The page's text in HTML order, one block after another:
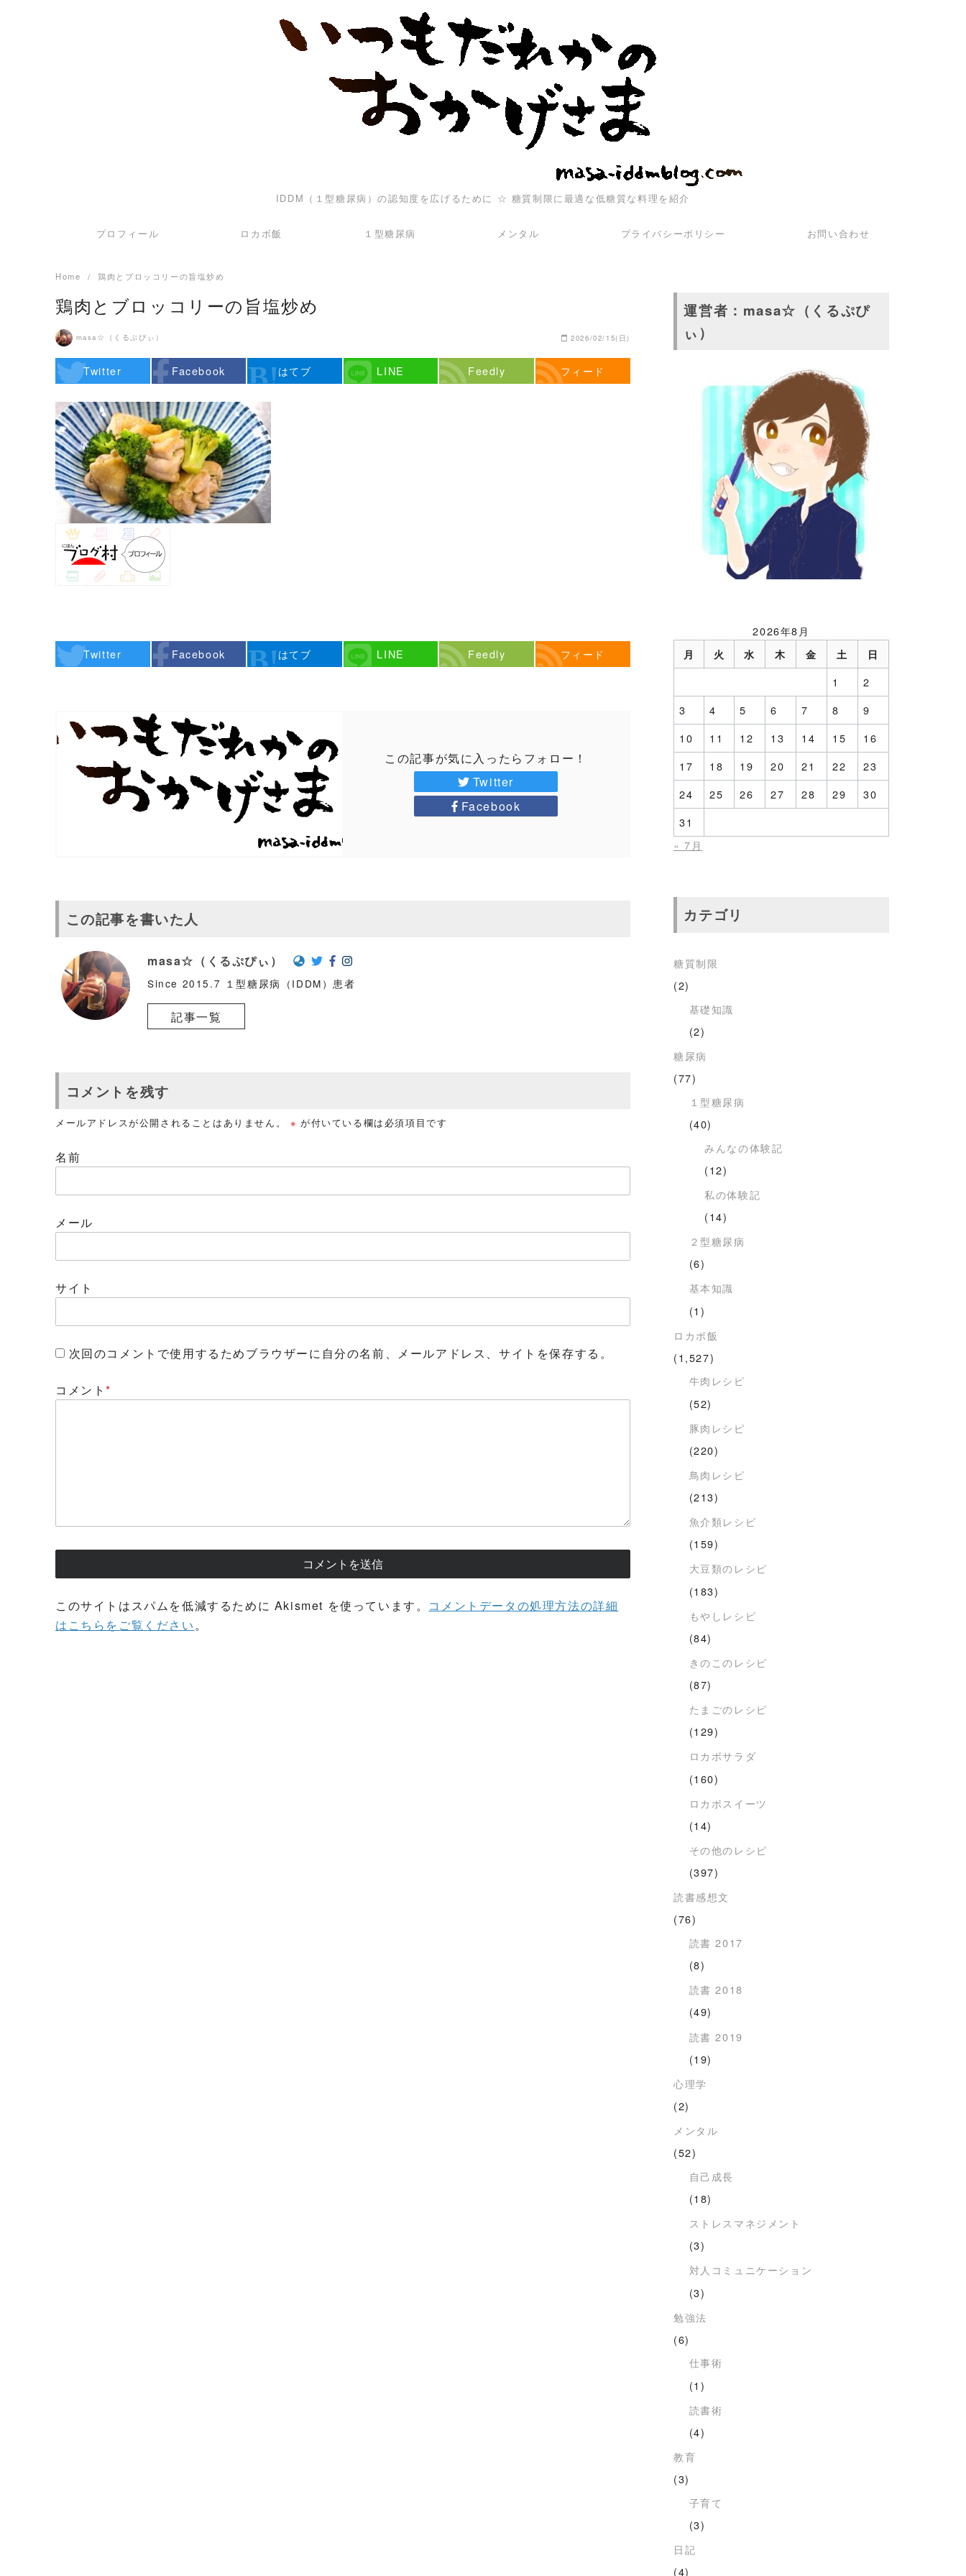
IDDM（１型糖尿病）の認知度を広げるために ☆ 糖質制限に最適な低糖質な料理を紹介
プロフィール ロカボ飯 １型糖尿病 メンタル プライバシーポリシー お問い合わせ
Home 鶏肉とブロッコリーの旨塩炒め
鶏肉とブロッコリーの旨塩炒め
masa☆（くるぷぴぃ） 2026/02/15(日)
Twitter Facebook はてブ LINE Feedly フィード
Twitter Facebook はてブ LINE Feedly フィード
この記事が気に入ったらフォロー！
Twitter
Facebook
この記事を書いた人
masa☆（くるぷぴぃ）
Since 2015.7 １型糖尿病（IDDM）患者
記事一覧
コメントを残す
メールアドレスが公開されることはありません。 ※ が付いている欄は必須項目です
名前
メール
サイト
次回のコメントで使用するためブラウザーに自分の名前、メールアドレス、サイトを保存する。
コメント*
このサイトはスパムを低減するために Akismet を使っています。 コメントデータの処理方法の詳細
はこちらをご覧ください 。
運営者：masa☆（くるぷぴ
ぃ）
2026年8月
月 火 水 木 金 土 日
1
2
3
4 5 6 7 8
9
10
11 12 13 14 15
16
17
18 19 20 21 22
23
24
25 26 27 28 29
30
31
« 7月
カテゴリ
糖質制限
(2)
基礎知識
(2)
糖尿病
(77)
１型糖尿病
(40)
みんなの体験記
(12)
私の体験記
(14)
２型糖尿病
(6)
基本知識
(1)
ロカボ飯
(1,527)
牛肉レシピ
(52)
豚肉レシピ
(220)
鳥肉レシピ
(213)
魚介類レシピ
(159)
大豆類のレシピ
(183)
もやしレシピ
(84)
きのこのレシピ
(87)
たまごのレシピ
(129)
ロカボサラダ
(160)
ロカボスイーツ
(14)
その他のレシピ
(397)
読書感想文
(76)
読書 2017
(8)
読書 2018
(49)
読書 2019
(19)
心理学
(2)
メンタル
(52)
自己成長
(18)
ストレスマネジメント
(3)
対人コミュニケーション
(3)
勉強法
(6)
仕事術
(1)
読書術
(4)
教育
(3)
子育て
(3)
日記
(4)